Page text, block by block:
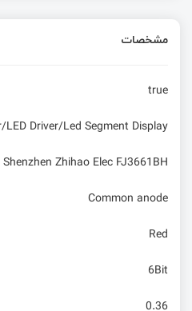
مشخصات
true
LED Driver/Led Segment Display
Shenzhen Zhihao Elec FJ3661BH
Common anode
Red
6Bit
0.36